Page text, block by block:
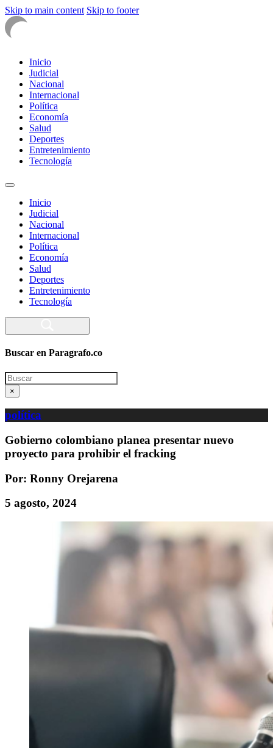
Skip to main content Skip to footer
Inicio
Judicial
Nacional
Internacional
Política
Economía
Salud
Deportes
Entretenimiento
Tecnología
Inicio
Judicial
Nacional
Internacional
Política
Economía
Salud
Deportes
Entretenimiento
Tecnología
Buscar en Paragrafo.co
Search
×
política
Gobierno colombiano planea presentar nuevo
proyecto para prohibir el fracking
Por: Ronny Orejarena
5 agosto, 2024